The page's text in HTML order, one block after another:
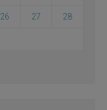
26 27 28